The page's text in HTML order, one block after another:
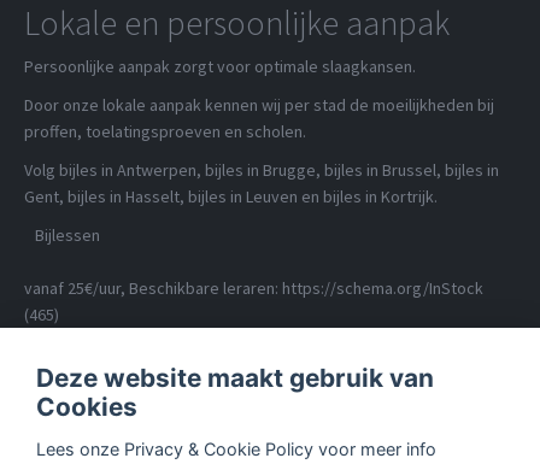
Lokale en persoonlijke aanpak
Persoonlijke aanpak zorgt voor optimale slaagkansen.
Door onze lokale aanpak kennen wij per stad de moeilijkheden bij
proffen, toelatingsproeven en scholen.
Volg bijles in Antwerpen, bijles in Brugge, bijles in Brussel, bijles in
Gent, bijles in Hasselt, bijles in Leuven en bijles in Kortrijk.
Bijlessen
vanaf 25€/uur, Beschikbare leraren: https://schema.org/InStock
(465)
Deze website maakt gebruik van
Cookies
Lees onze Privacy & Cookie Policy voor meer info